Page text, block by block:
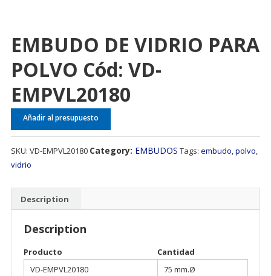
EMBUDO DE VIDRIO PARA
POLVO Cód: VD-
EMPVL20180
Añadir al presupuesto
SKU: VD-EMPVL20180 Category: EMBUDOS Tags: embudo,polvo,
vidrio
Description
Description
Producto
Cantidad
VD-EMPVL20180
75 mm.Ø